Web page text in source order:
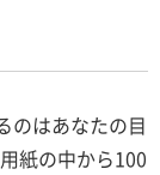
のはあなたの目
紙の中から100